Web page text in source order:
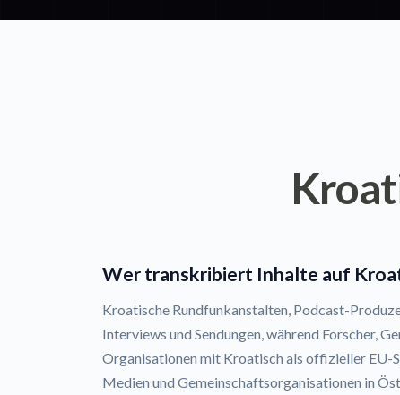
Wer transkribiert Inhalte auf
Kroatische Rundfunkanstalten, Podcast-
Interviews und Sendungen, während Forscher,
Organisationen mit Kroatisch als offizieller EU-
Medien und Gemeinschaftsorganisationen in